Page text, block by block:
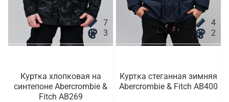
7
3
Куртка хлопковая на
синтепоне Abercrombie &
Fitch AB269
4
2
Куртка стеганная зимняя
Abercrombie & Fitch AB400